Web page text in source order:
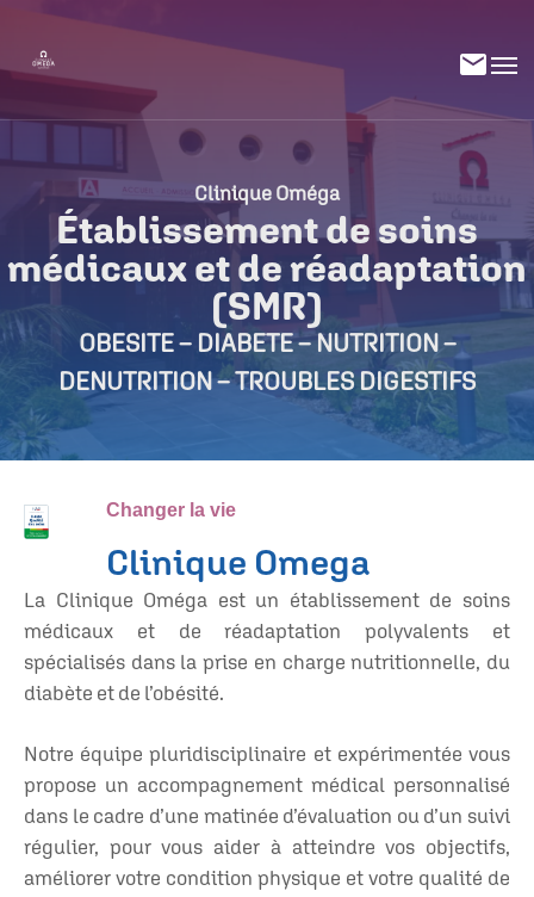
Clinique Oméga
Établissement de soins
médicaux et de réadaptation
(SMR)
OBESITE – DIABETE – NUTRITION –
DENUTRITION – TROUBLES DIGESTIFS
Changer la vie
Clinique Omega
La Clinique Oméga est un établissement de soins
médicaux et de réadaptation polyvalents et
spécialisés dans la prise en charge nutritionnelle, du
diabète et de l’obésité.
Notre équipe pluridisciplinaire et expérimentée vous
propose un accompagnement médical personnalisé
dans le cadre d’une matinée d’évaluation ou d’un suivi
régulier, pour vous aider à atteindre vos objectifs,
améliorer votre condition physique et votre qualité de